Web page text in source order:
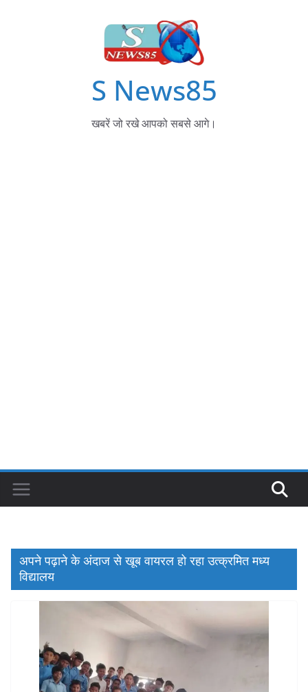
S News85
खबरें जो रखे आपको सबसे आगे।
अपने पढ़ाने के अंदाज से खूब वायरल हो रहा उत्क्रमित मध्य
विद्यालय